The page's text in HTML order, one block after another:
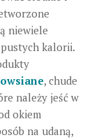
niewiele
kalorii.
, chude
należy jeść w
okiem
na udaną,